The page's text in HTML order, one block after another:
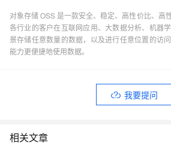
对象存储 OSS 是一款安全、稳定、高性价比、高
各行业的客户在互联网应用、大数据分析、机器
景存储任意数量的数据，以及进行任意位置的访
能力更便捷地使用数据。
我要提问
相关文章